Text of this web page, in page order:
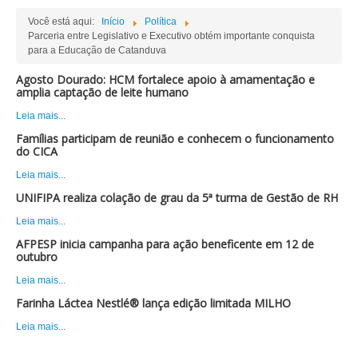
Você está aqui: Início
Política
Parceria entre Legislativo e Executivo obtém importante conquista
para a Educação de Catanduva
Agosto Dourado: HCM fortalece apoio à amamentação e
amplia captação de leite humano
Leia mais...
Famílias participam de reunião e conhecem o funcionamento
do CICA
Leia mais...
UNIFIPA realiza colação de grau da 5ª turma de Gestão de RH
Leia mais...
AFPESP inicia campanha para ação beneficente em 12 de
outubro
Leia mais...
Farinha Láctea Nestlé® lança edição limitada MILHO
Leia mais...